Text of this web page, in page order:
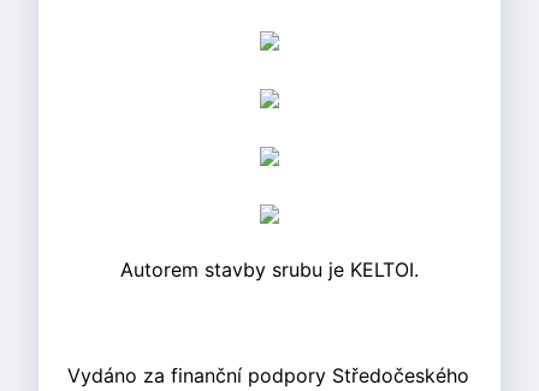
Autorem stavby srubu je KELTOI.
Vydáno za finanční podpory Středočeského